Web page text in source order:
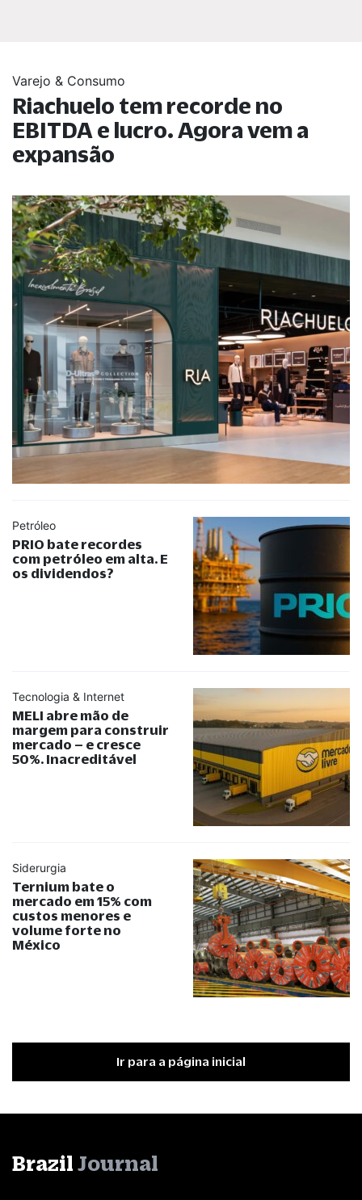
Varejo & Consumo
Riachuelo tem recorde no
EBITDA e lucro. Agora vem a
expansão
Petróleo
PRIO bate recordes
com petróleo em alta. E
os dividendos?
Tecnologia & Internet
MELI abre mão de
margem para construir
mercado – e cresce
50%. Inacreditável
Siderurgia
Ternium bate o
mercado em 15% com
custos menores e
volume forte no
México
Ir para a página inicial
Brazil Journal